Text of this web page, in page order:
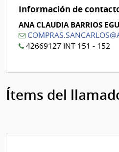
Información de
ANA CLAUDIA BARRIOS
42669127 INT 151 - 152
Ítems del